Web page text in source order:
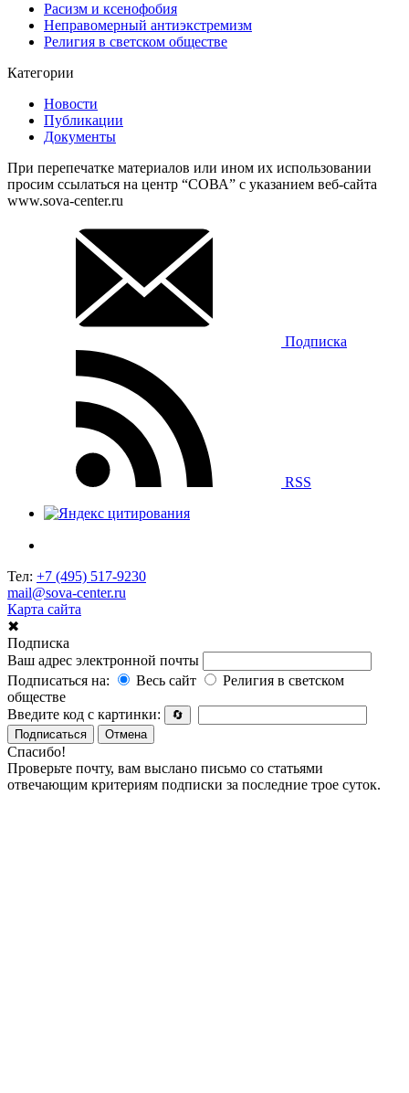
Расизм и ксенофобия
Неправомерный антиэкстремизм
Религия в светском обществе
Категории
Новости
Публикации
Документы
При перепечатке материалов или ином их использовании
просим ссылаться на центр “СОВА” с указанием веб-сайта
www.sova-center.ru
Подписка
RSS
Тел: +7 (495) 517-9230
mail@sova-center.ru
Карта сайта
✖
Подписка
Ваш адрес электронной почты
Подписаться на:
Весь сайт
Религия в светском
обществе
Введите код с картинки:
🔄
Подписаться
Отмена
Спасибо!
Проверьте почту, вам выслано письмо со статьями
отвечающим критериям подписки за последние трое суток.